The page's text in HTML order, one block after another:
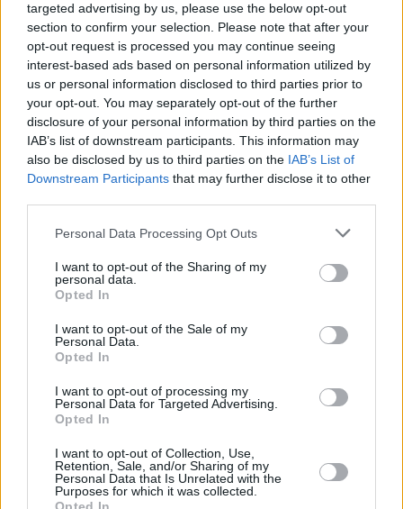
targeted advertising by us, please use the below opt-out
section to confirm your selection. Please note that after your
opt-out request is processed you may continue seeing
interest-based ads based on personal information utilized by
us or personal information disclosed to third parties prior to
your opt-out. You may separately opt-out of the further
disclosure of your personal information by third parties on the
IAB’s list of downstream participants. This information may
also be disclosed by us to third parties on the IAB’s List of
Downstream Participants that may further disclose it to other
Personal Data Processing Opt Outs
I want to opt-out of the Sharing of my
personal data.
Opted In
I want to opt-out of the Sale of my
Personal Data.
Opted In
I want to opt-out of processing my
Personal Data for Targeted Advertising.
Opted In
I want to opt-out of Collection, Use,
Retention, Sale, and/or Sharing of my
Personal Data that Is Unrelated with the
Purposes for which it was collected.
Scharfes Chili con carne
Leicht
Würzig-scharfes Chili con carne
Leicht
Chili con Carne mit Rind
Chili con carne mit Rindfleisch
Vegetarisches Chili con Carne
Leicht
Chili con carne schnell und scharf
Leicht